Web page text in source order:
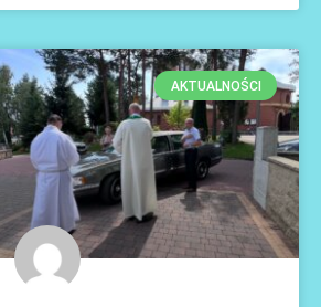
AKTUALNOŚCI